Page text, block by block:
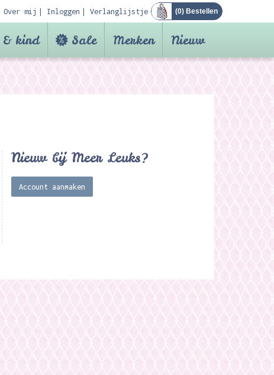
Over mij Inloggen Verlanglijstje (0) Bestellen
& kind Sale Merken Nieuw
Nieuw bij Meer Leuks?
Account aanmaken